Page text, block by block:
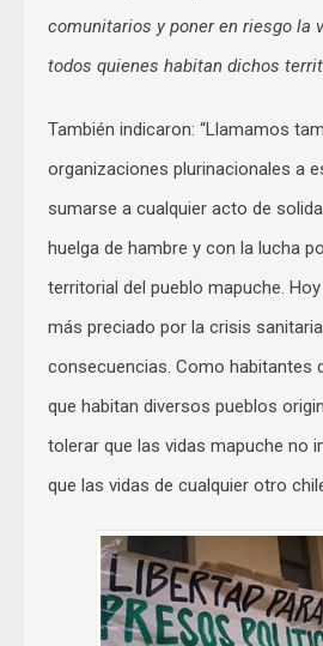
comunitarios y poner en riesgo la
todos quienes habitan dichos
También indicaron: “Llamamos
organizaciones plurinacionales a
sumarse a cualquier acto de
huelga de hambre y con la lucha
territorial del pueblo mapuche.
más preciado por la crisis
consecuencias. Como habitantes
que habitan diversos pueblos
tolerar que las vidas mapuche no
que las vidas de cualquier otro